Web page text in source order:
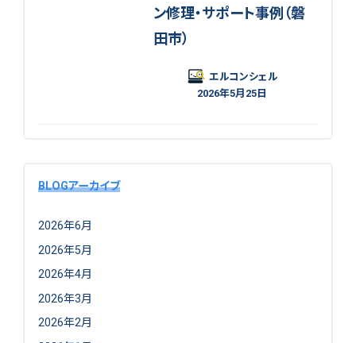
ン修理・サポート事例（磐
田市）
エルコンシェル
2026年5月25日
BLOGアーカイブ
2026年6月
2026年5月
2026年4月
2026年3月
2026年2月